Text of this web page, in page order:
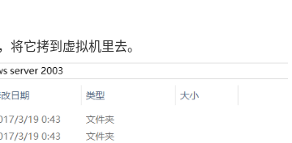
将它拷到虚拟机里去。